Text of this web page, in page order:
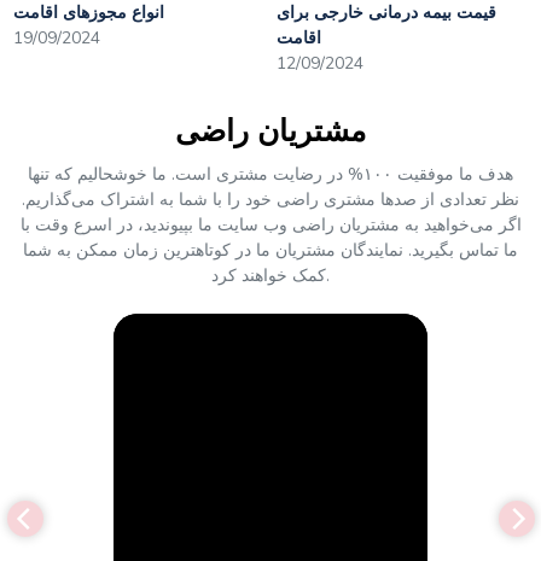
انواع مجوزهای اقامت
19/09/2024
قیمت بیمه درمانی خارجی برای
اقامت
12/09/2024
مشتریان راضی
هدف ما موفقیت ۱۰۰% در رضایت مشتری است. ما خوشحالیم که تنها
نظر تعدادی از صدها مشتری راضی خود را با شما به اشتراک می‌گذاریم.
اگر می‌خواهید به مشتریان راضی وب سایت ما بپیوندید، در اسرع وقت با
ما تماس بگیرید. نمایندگان مشتریان ما در کوتاهترین زمان ممکن به شما
کمک خواهند کرد.